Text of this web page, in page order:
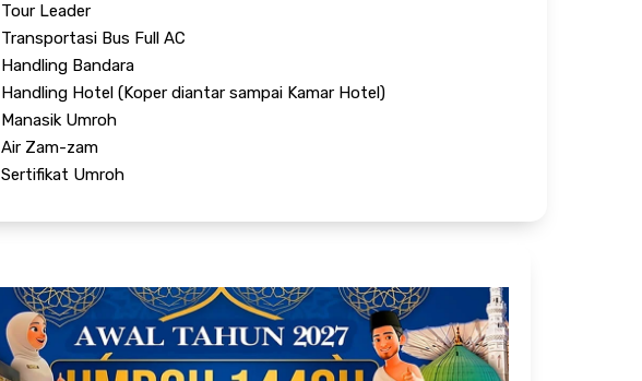
Tour Leader
Transportasi Bus Full AC
Handling Bandara
Handling Hotel (Koper diantar sampai Kamar Hotel)
Manasik Umroh
Air Zam-zam
Sertifikat Umroh